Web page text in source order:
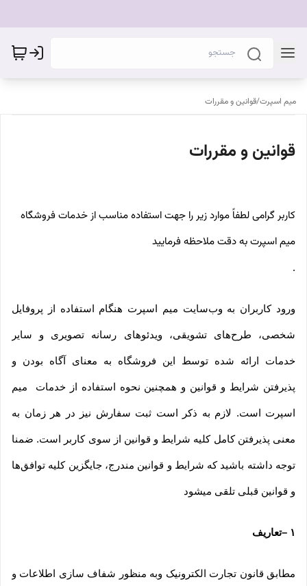
میم اسپرت/قوانین و مقررات
قوانین و مقررات
کاربر گرامی لطفاً موارد زیر را جهت استفاده مناسب از خدمات فروشگاه
میم اسپرت به دقت ملاحظه فرمایید
.
ورود کاربران به وب‏‌سایت میم اسپرت هنگام استفاده از پروفایل
شخصی، طرح‏‌های تشویقی، ویدئوهای رسانه تصویری و سایر
خدمات ارائه شده توسط این فروشگاه به معنای آگاه بودن و
پذیرفتن شرایط و قوانین و همچنین نحوه استفاده از خدمات میم
اسپرت است. لازم به ذکر است ثبت سفارش نیز در هر زمان به
معنی پذیرفتن کامل کلیه شرایط و قوانین از سوی کاربر است. ضمنا
توجه داشته باشید که شرایط و قوانین مندرج، جایگزین کلیه توافق‏‌ها
و قوانین قبلی تلقی میشود
۱ –تعاریف
مطابق قانون تجارت الکترونیک وبه منظور شفاف سازی اطلاعات و